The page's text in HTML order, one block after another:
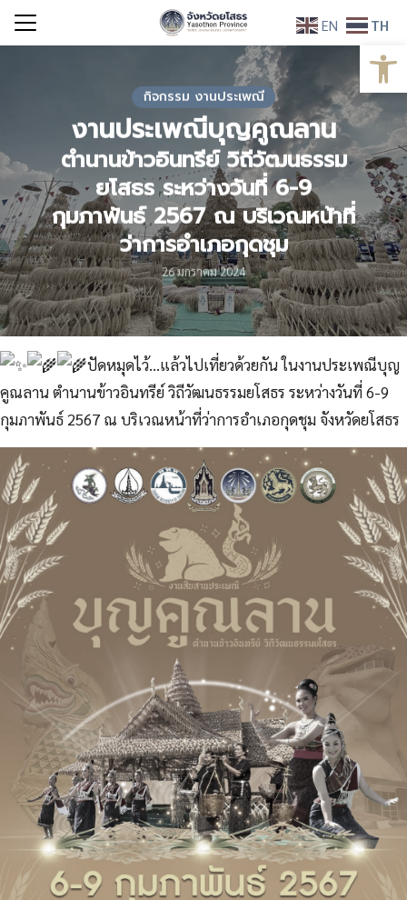
Skip
กิจกรรม งานประเพณี
งานประเพณีบุญคูณลาน
ตำนานข้าวอินทรีย์ วิถีวัฒนธรรม
ยโสธร ระหว่างวันที่ 6-9
กุมภาพันธ์ 2567 ณ บริเวณหน้าที่
ว่าการอำเภอกุดชุม
26 มกราคม 2024
ปัดหมุดไว้…แล้วไปเที่ยวด้วยกัน ในงานประเพณีบุญ
คูณลาน ตำนานข้าวอินทรีย์ วิถีวัฒนธรรมยโสธร ระหว่างวันที่ 6-9
กุมภาพันธ์ 2567 ณ บริเวณหน้าที่ว่าการอำเภอกุดชุม จังหวัดยโสธร
EN TH